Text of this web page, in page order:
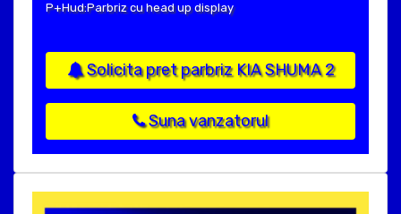
P+Hud:Parbriz cu head up display
Solicita pret parbriz KIA SHUMA 2
Suna vanzatorul